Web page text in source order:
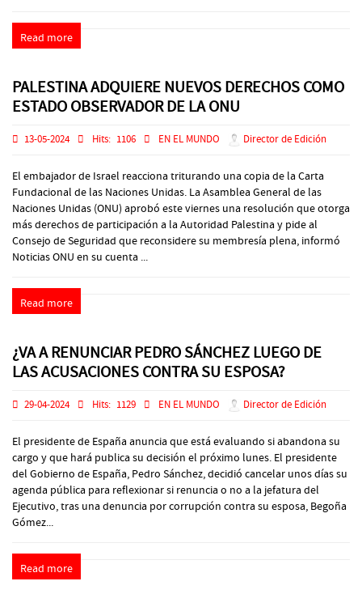
Read more
PALESTINA ADQUIERE NUEVOS DERECHOS COMO
ESTADO OBSERVADOR DE LA ONU
13-05-2024 Hits: 1106 EN EL MUNDO Director de Edición
El embajador de Israel reacciona triturando una copia de la Carta
Fundacional de las Naciones Unidas. La Asamblea General de las
Naciones Unidas (ONU) aprobó este viernes una resolución que otorga
más derechos de participación a la Autoridad Palestina y pide al
Consejo de Seguridad que reconsidere su membresía plena, informó
Noticias ONU en su cuenta ...
Read more
¿VA A RENUNCIAR PEDRO SÁNCHEZ LUEGO DE
LAS ACUSACIONES CONTRA SU ESPOSA?
29-04-2024 Hits: 1129 EN EL MUNDO Director de Edición
El presidente de España anuncia que está evaluando si abandona su
cargo y que hará publica su decisión el próximo lunes. El presidente
del Gobierno de España, Pedro Sánchez, decidió cancelar unos días su
agenda pública para reflexionar si renuncia o no a la jefatura del
Ejecutivo, tras una denuncia por corrupción contra su esposa, Begoña
Gómez...
Read more